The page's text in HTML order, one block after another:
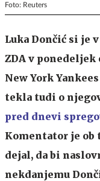
Foto: Reuters
Luka Dončić si je
ZDA v
New York
tekla tudi o
pred dnevi
Komentator je
dejal, da bi
nekdanjemu